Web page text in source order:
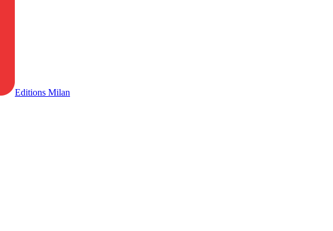
Editions Milan